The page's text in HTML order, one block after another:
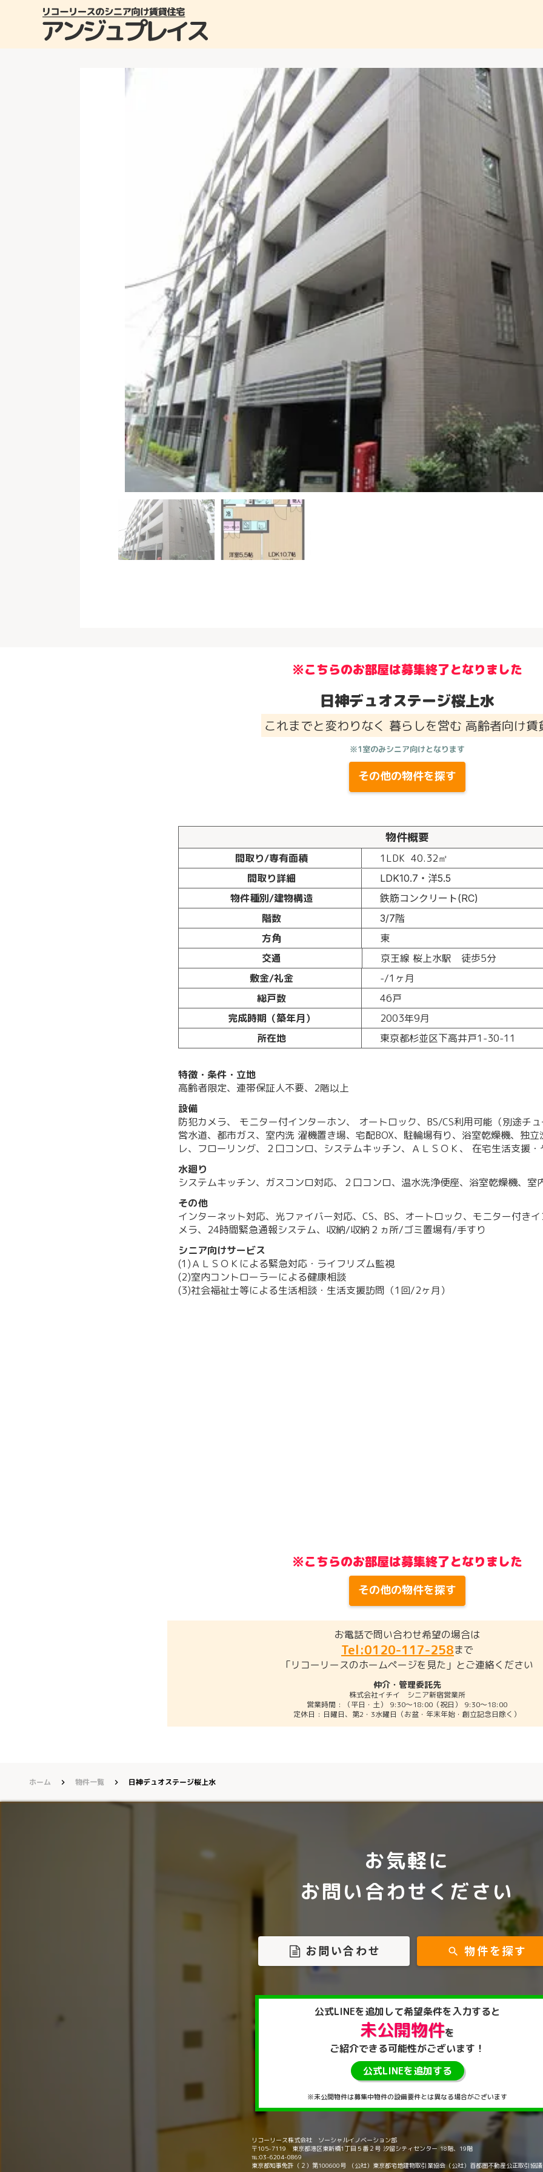
※こちらのお部屋は募集終了となりました
日神デュオステージ桜上水
これまでと変わりなく 暮らしを営む 高齢者向け賃
※1室のみシニア向けとなります
その他の物件を探す
物件概要
間取り/専有面積 1LDK 40.32㎡
間取り詳細
LDK10.7・洋5.5
物件種別/建物構造 鉄筋コンクリート(RC)
階数 3/7階
方角 東
交通
京王線 桜上水駅 徒歩5分
敷金/礼金
-/1ヶ月
総戸数
46戸
完成時期（築年月）
2003年9月
所在地
東京都杉並区下高井戸1-30-11
特徴・条件・立地
高齢者限定、連帯保証人不要、2階以上
設備
防犯カメラ、 モニター付インターホン、 オートロック、BS/CS利用可能（別途チ
営水道、都市ガス、室内洗 濯機置き場、宅配BOX、駐輪場有り、浴室乾燥機、独
レ、フローリング、２口コンロ、システムキッチン、ＡＬＳＯＫ、 在宅生活支援
水廻り
システムキッチン、ガスコンロ対応、２口コンロ、温水洗浄便座、浴室乾燥機、室
その他
インターネット対応、光ファイバー対応、CS、BS、オートロック、モニター付き
メラ、24時間緊急通報システム、収納/収納２ヵ所/ゴミ置場有/手すり
シニア向けサービス
(1)ＡＬＳＯＫによる緊急対応・ライフリズム監視
(2)室内コントローラーによる健康相談
(3)社会福祉士等による生活相談・生活支援訪問（1回/2ヶ月）
※こちらのお部屋は募集終了となりました
その他の物件を探す
お電話で問い合わせ希望の場合は
Tel:0120-117-258まで
「リコーリースのホームページを見た」とご連絡ください
仲介・管理委託先
株式会社イチイ シニア新宿営業所
営業時間 : （平日・土） 9:30～18:00（祝日） 9:30～18:00
定休日 : 日曜日、第2・3水曜日（お盆・年末年始・創立記念日除く）
ホーム keyboard_arrow_right 物件一覧 keyboard_arrow_right 日神デュオステージ桜上水
お気軽に
お問い合わせください
お問い合わせ search 物件を探す
公式LINEを追加して希望条件を入力すると
未公開物件を
ご紹介できる可能性がございます！
公式LINEを追加する
※未公開物件は募集中物件の設備要件とは異なる場合がございます
リコーリース株式会社 ソーシャルイノベーション部
〒105-7119 東京都港区東新橋1丁目５番２号 汐留シティセンター 18階、19階
℡:03-6204-0869
東京都知事免許（２）第100600号 （公社）東京都宅地建物取引業協会（公社）首都圏不動産公正取引協